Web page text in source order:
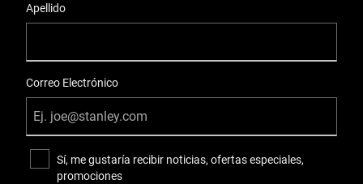
Apellido
Correo Electrónico
Sí, me gustaría recibir noticias, ofertas especiales,
promociones